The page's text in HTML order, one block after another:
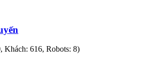
Khách: 616, Robots: 8)